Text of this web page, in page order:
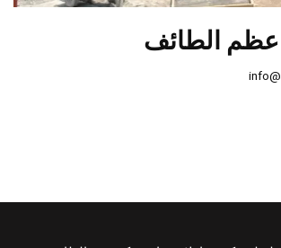
عظم الطائف